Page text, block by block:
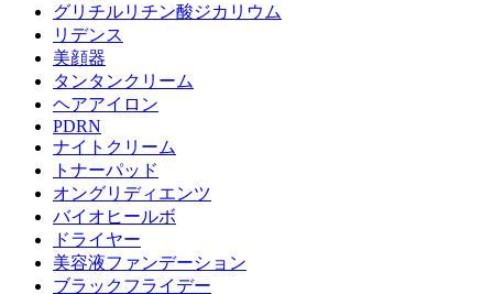
グリチルリチン酸ジカリウム
リデンス
美顔器
タンタンクリーム
ヘアアイロン
PDRN
ナイトクリーム
トナーパッド
オングリディエンツ
バイオヒールボ
ドライヤー
美容液ファンデーション
ブラックフライデー